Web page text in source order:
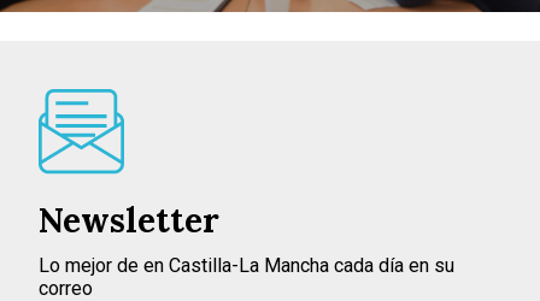
Newsletter
Lo mejor de en Castilla-La Mancha cada día en su
correo